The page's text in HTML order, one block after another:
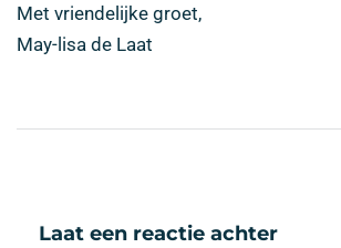
Met vriendelijke groet,
May-lisa de Laat
Laat een reactie achter